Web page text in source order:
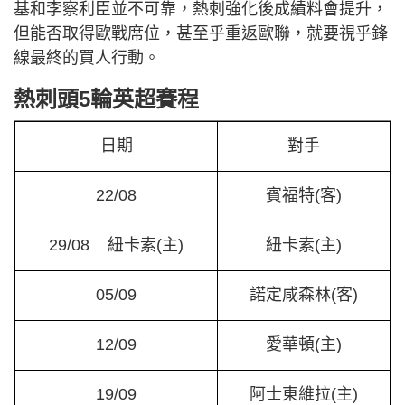
基和李察利臣並不可靠，熱刺強化後成績料會提升，
但能否取得歐戰席位，甚至乎重返歐聯，就要視乎鋒
線最終的買人行動。
熱刺頭5輪英超賽程
日期 對手
22/08 賓福特(客)
29/08 紐卡素(主) 紐卡素(主)
05/09 諾定咸森林(客)
12/09 愛華頓(主)
19/09 阿士東維拉(主)